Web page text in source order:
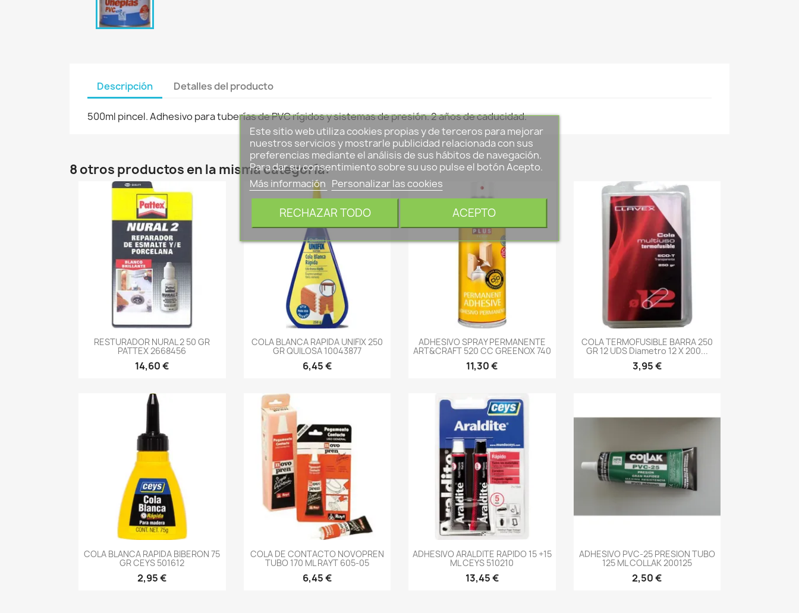
Descripción Detalles del producto
500ml pincel. Adhesivo para tuberías de PVC rígidos y sistemas de presión. 2 años de caducidad.
8 otros productos en la misma categoría:
-->
RESTURADOR NURAL 2 50 GR
PATTEX 2668456
14,60 €
-->
COLA BLANCA RAPIDA UNIFIX 250
GR QUILOSA 10043877
6,45 €
-->
ADHESIVO SPRAY PERMANENTE
ART&CRAFT 520 CC GREENOX 740
11,30 €
-->
COLA TERMOFUSIBLE BARRA 250
GR 12 UDS Diametro 12 X 200...
3,95 €
-->
COLA BLANCA RAPIDA BIBERON 75
GR CEYS 501612
2,95 €
-->
COLA DE CONTACTO NOVOPREN
TUBO 170 ML RAYT 605-05
6,45 €
-->
ADHESIVO ARALDITE RAPIDO 15 +15
ML CEYS 510210
13,45 €
-->
ADHESIVO PVC-25 PRESION TUBO
125 ML COLLAK 200125
2,50 €
Este sitio web utiliza cookies propias y de terceros para mejorar
nuestros servicios y mostrarle publicidad relacionada con sus
preferencias mediante el análisis de sus hábitos de navegación.
Para dar su consentimiento sobre su uso pulse el botón Acepto.
Más información Personalizar las cookies
RECHAZAR TODO ACEPTO